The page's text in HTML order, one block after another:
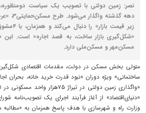
نصر: زمین دولتی با تصویب یک سیاست
زیر قیمت
«شکل‌گیری بازار ساخت، به قصد اجاره» است. این
مسکن‌مهر و مسکن‌ملی دارد.
متولی بخش مسکن در دولت، مقدمات اقتصادی شکل‌گیری
ساختمانی» ویژه دوران «نبود قدرت خرید خانه، بحران
«دنیای‌اقتصاد» از آغاز فرآیند اجرای یک تصویب‌نامه